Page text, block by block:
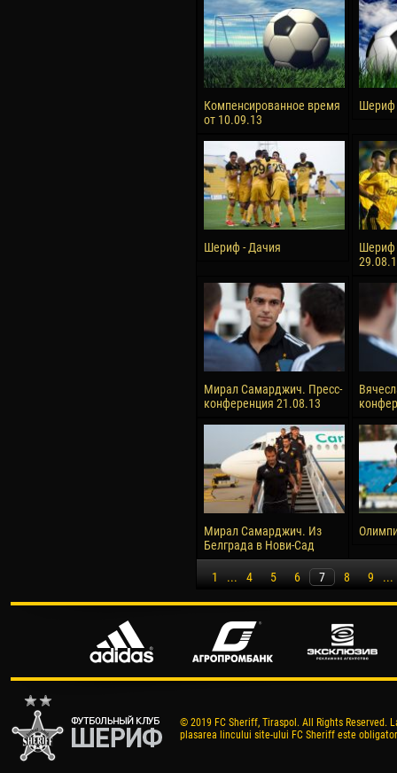
Компенсированное время
от 10.09.13
Шериф
Шериф - Дачия
Шериф
Мирал Самарджич. Пресс-
конференция 21.08.13
Мирал Самарджич. Из
Белграда в Нови-Сад
1 ... 4 5 6 7 8 9 ...
© 2019 FC Sheriff, Tiraspol. All Rights
plasarea lincului site-ului FC Sheriff este